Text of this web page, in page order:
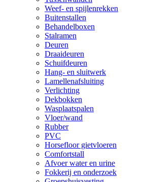
Weef- en spijlenrekken
Buitenstallen
Behandelboxen
Stalramen
Deuren
Draaideuren
Schuifdeuren
Hang- en sluitwerk
Lamellenafsluiting
Verlichting
Dekbokken
Wasplaatspalen
Vloer/wand
Rubber
PVC
Horsefloor gietvloeren
Comfortstall
Afvoer water en urine
Fokkerij en onderzoek